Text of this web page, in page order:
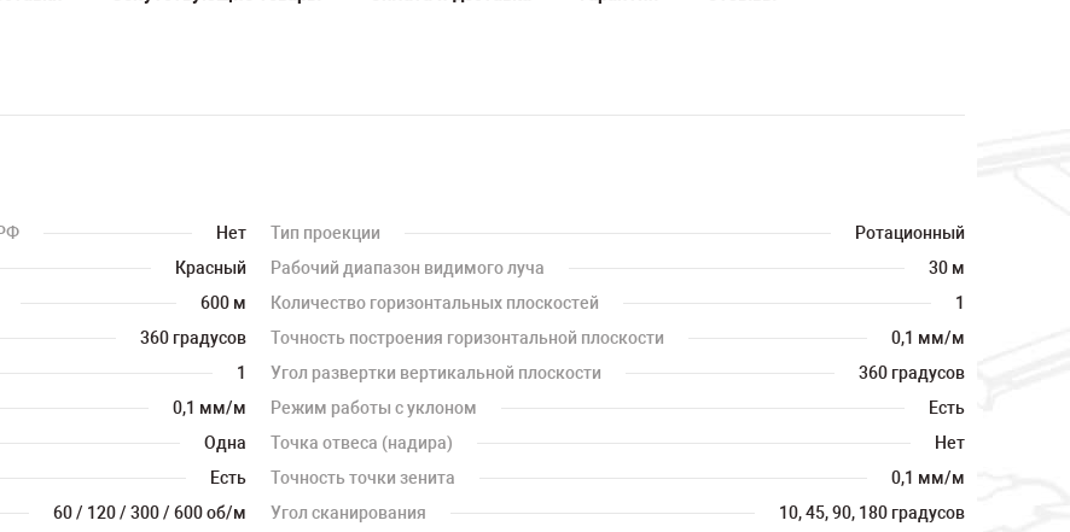
Нет Тип проекции
Ротационный
Красный Рабочий диапазон видимого луча
30 м
600 м Количество горизонтальных плоскостей
1
360 градусов Точность построения горизонтальной плоскости
0,1 мм/м
1 Угол развертки вертикальной плоскости
360 градусов
0,1 мм/м Режим работы с уклоном
Есть
Одна Точка отвеса (надира)
Нет
Есть Точность точки зенита
0,1 мм/м
60 / 120 / 300 / 600 об/м Угол сканирования
10, 45, 90, 180 градусов